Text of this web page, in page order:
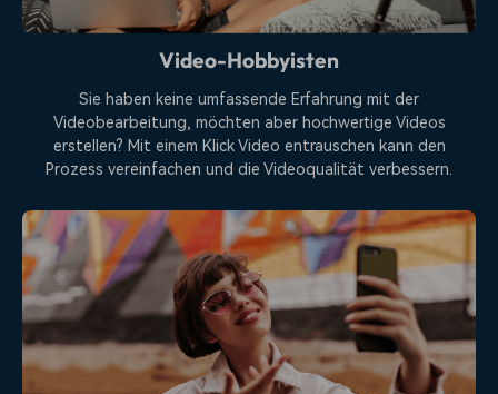
Video-Hobbyisten
Sie haben keine umfassende Erfahrung mit der
Videobearbeitung, möchten aber hochwertige Videos
erstellen? Mit einem Klick Video entrauschen kann den
Prozess vereinfachen und die Videoqualität verbessern.